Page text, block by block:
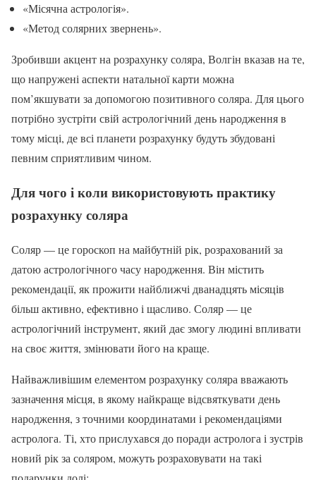
«Місячна астрологія».
«Метод солярних звернень».
Зробивши акцент на розрахунку соляра, Волгін вказав на те,
що напружені аспекти натальної карти можна
пом’якшувати за допомогою позитивного соляра. Для цього
потрібно зустріти свій астрологічний день народження в
тому місці, де всі планети розрахунку будуть збудовані
певним сприятливим чином.
Для чого і коли використовують практику
розрахунку соляра
Соляр — це гороскоп на майбутній рік, розрахований за
датою астрологічного часу народження. Він містить
рекомендації, як прожити найближчі дванадцять місяців
більш активно, ефективно і щасливо. Соляр — це
астрологічний інструмент, який дає змогу людині впливати
на своє життя, змінювати його на краще.
Найважливішим елементом розрахунку соляра вважають
зазначення місця, в якому найкраще відсвяткувати день
народження, з точними координатами і рекомендаціями
астролога. Ті, хто прислухався до поради астролога і зустрів
новий рік за соляром, можуть розраховувати на такі